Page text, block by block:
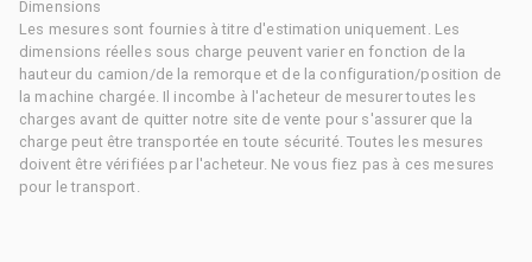
Dimensions
Les mesures sont fournies à titre d'estimation uniquement. Les
dimensions réelles sous charge peuvent varier en fonction de la
hauteur du camion/de la remorque et de la configuration/position de
la machine chargée. Il incombe à l'acheteur de mesurer toutes les
charges avant de quitter notre site de vente pour s'assurer que la
charge peut être transportée en toute sécurité. Toutes les mesures
doivent être vérifiées par l'acheteur. Ne vous fiez pas à ces mesures
pour le transport.